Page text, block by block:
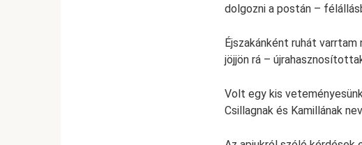
dolgozni a postán –
Éjszakánként ruhát
jöjjön rá –
Volt egy kis
Csillagnak és Kamillának